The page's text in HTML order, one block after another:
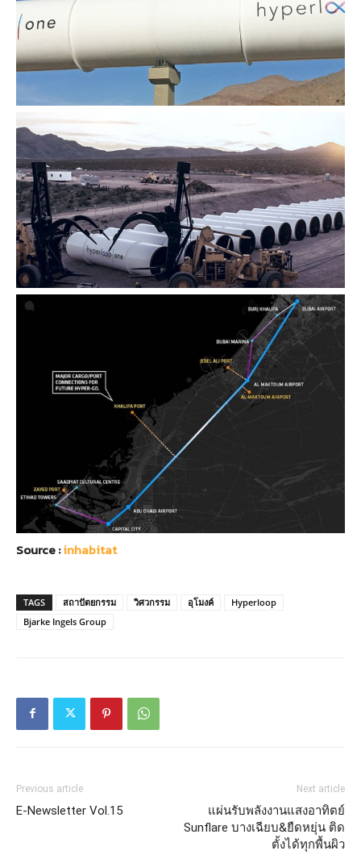
Source :inhabitat
TAGS สถาปัตยกรรม วิศวกรรม อุโมงค์
Hyperloop
Bjarke Ingels Group
Previous article
E-Newsletter Vol.15
Next article
แผ่นรับพลังงานแสงอาทิตย์
Sunflare บางเฉียบ&ยืดหยุ่น ติด
ตั้งได้ทุกพื้นผิว